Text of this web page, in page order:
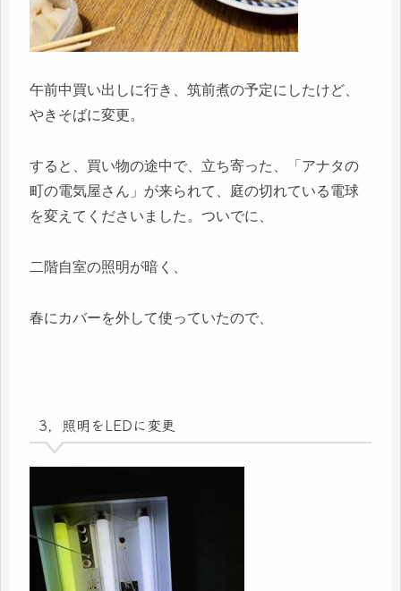
午前中買い出しに行き、筑前煮の予定にしたけど、
やきそばに変更。
すると、買い物の途中で、立ち寄った、「アナタの
町の電気屋さん」が来られて、庭の切れている電球
を変えてくださいました。ついでに、
二階自室の照明が暗く、
春にカバーを外して使っていたので、
3，照明をLEDに変更